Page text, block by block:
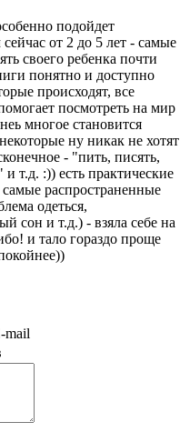
подойдет
от 2 до 5 лет - самые
своего ребенка почти
понятно и доступно
происходят, все
посмотреть на мир
многое становится
ну никак не хотят
- "пить, писять,
т.д. :)) есть практические
распространенные
одеться,
сон и т.д.) - взяла себе на
и тало гораздо проще
mail